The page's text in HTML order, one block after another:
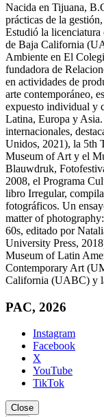
Nacida en Tijuana,
prácticas de la
Estudió la
de Baja California
Ambiente en El
fundadora de
en actividades de
arte contemporáneo,
expuesto individual y
Latina, Europa y
internacionales,
Unidos, 2021), la 5th
Museum of Art y el
Blauwdruk,
2008, el Programa
libro Irregular,
fotográficos. Un
matter of
60s, editado por
University Press,
Museum of Latin
Contemporary Art
California (UABC) y
PAC, 2026
Instagram
Facebook
X
YouTube
TikTok
Close